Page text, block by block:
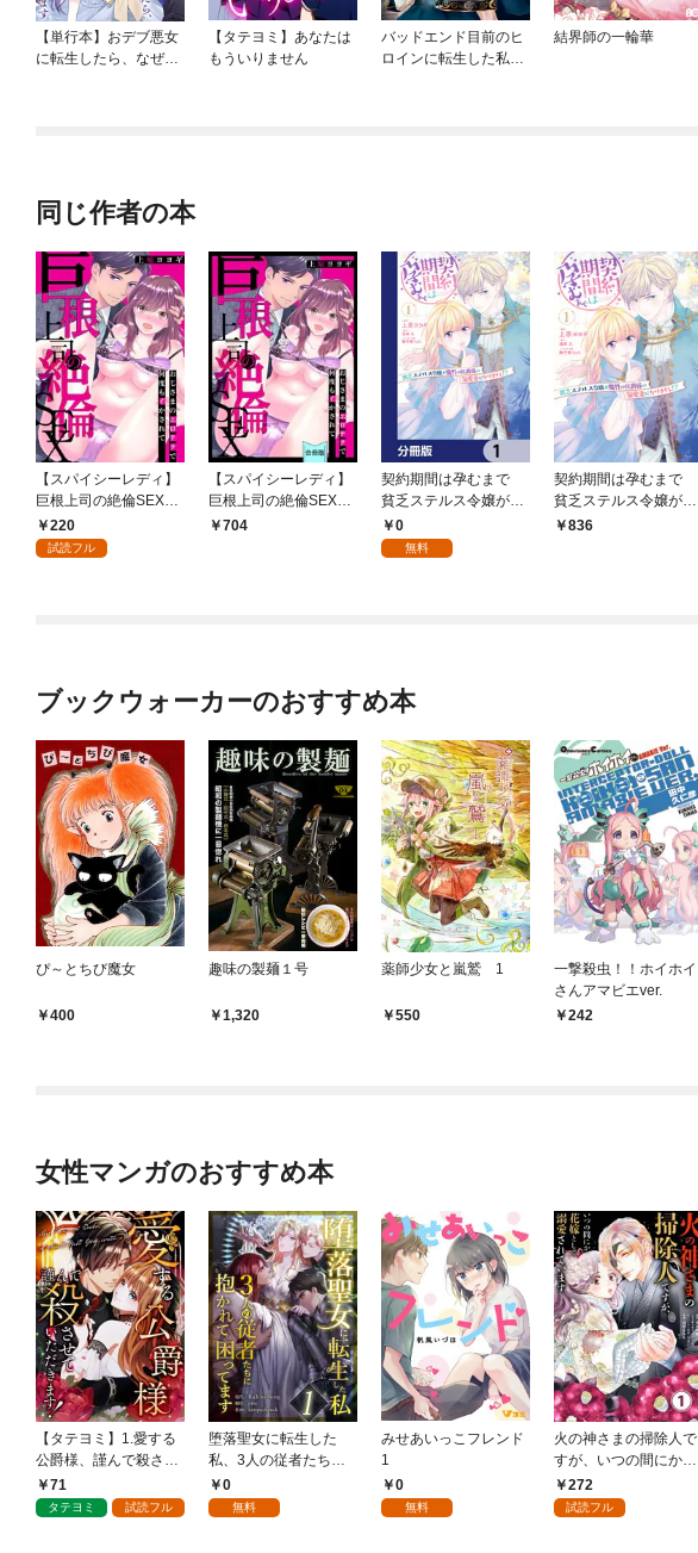
【単行本】おデブ悪女
に転生したら、なぜか
【タテヨミ】あなたは
もういりません
バッドエンド目前のヒ
ロインに転生した私、
結界師の一輪華
同じ作者の本
【スパイシーレディ】
巨根上司の絶倫SEX～
おじさまのエロテクで
何度もイかされて (1)
220
試読フル
【スパイシーレディ】
巨根上司の絶倫SEX～
おじさまのエロテクで
704
契約期間は孕むまで
貧乏ステルス令嬢が魔
性の侯爵様の溺愛妻に
なりまして！？【分冊
0
無料
契約期間は孕むまで
貧乏ステルス令嬢が魔
性の侯爵様の溺愛妻に
836
ブックウォーカーのおすすめ本
ぴ～とちび魔女
400
趣味の製麺１号
1,320
薬師少女と嵐鷲 1
550
一撃殺虫！！ホイホイ
さんアマビエver.
242
女性マンガのおすすめ本
【タテヨミ】1.愛する
公爵様、謹んで殺させ
ていただきます！
71
タテヨミ 試読フル
堕落聖女に転生した
私、3人の従者たちに
抱かれて困ってます 第
1話
0
無料
みせあいっこフレンド
1
0
無料
火の神さまの掃除人で
すが、いつの間にか花
嫁として溺愛されてい
ます【単話】（１）
272
試読フル